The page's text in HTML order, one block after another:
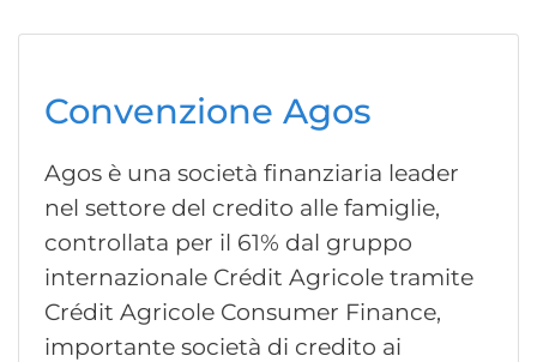
Convenzione Agos
Agos è una società finanziaria leader
nel settore del credito alle famiglie,
controllata per il 61% dal gruppo
internazionale Crédit Agricole tramite
Crédit Agricole Consumer Finance,
importante società di credito ai